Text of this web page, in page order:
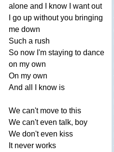
alone and know want out
go up without you bringing
me down
Such a rush
So now I'm staying to dance
on my own
On my own
And all know is
We can't move to this
We can't even talk, boy
We don't even kiss
It never works